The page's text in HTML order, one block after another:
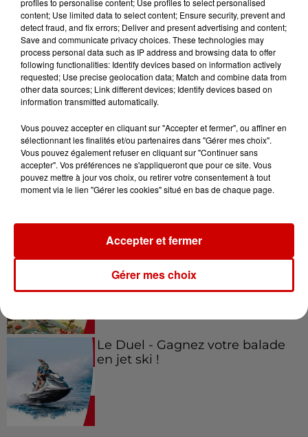
Jeux Voir plus
Gagnez vos places pour le
Festival du Roi Arthur 2026 !
Gagnez vos entrées pour le
Musée du Sport Automobile au
Mans !
Futuroscope Xperiences !
Le Duel - Gagnez votre balade
en jet ski !
profiles to personalise content; Use profiles to select personalised
content; Use limited data to select content; Ensure security, prevent and
detect fraud, and fix errors; Deliver and present advertising and content;
Save and communicate privacy choices. These technologies may
process personal data such as IP address and browsing data to offer
following functionalities: Identify devices based on information actively
requested; Use precise geolocation data; Match and combine data from
other data sources; Link different devices; Identify devices based on
information transmitted automatically.
Vous pouvez accepter en cliquant sur "Accepter et fermer", ou affiner en
sélectionnant les finalités et/ou partenaires dans "Gérer mes choix".
Vous pouvez également refuser en cliquant sur "Continuer sans
accepter". Vos préférences ne s'appliqueront que pour ce site. Vous
pouvez mettre à jour vos choix, ou retirer votre consentement à tout
moment via le lien "Gérer les cookies" situé en bas de chaque page.
Gérer mes choix
Accepter et fermer